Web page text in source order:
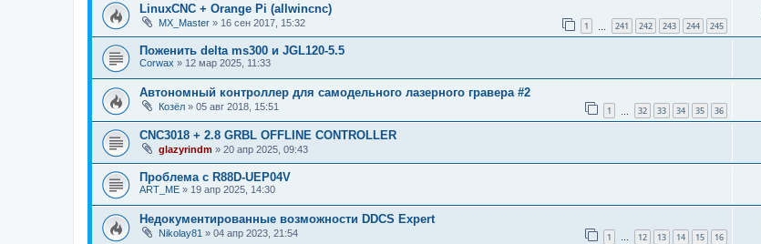
LinuxCNC + Orange Pi (allwincnc)
MX_Master » 16 сен 2017, 15:32 1 241 242 243 244 245
Поженить delta ms300 и JGL120-5.5
Corwax » 12 мар 2025, 11:33
Автономный контроллер для самодельного лазерного гравера #2
Козёл » 05 авг 2018, 15:51 1 32 33 34 35 36
CNC3018 + 2.8 GRBL OFFLINE CONTROLLER
glazyrindm » 20 апр 2025, 09:43
Проблема с R88D-UEP04V
ART_ME » 19 апр 2025, 14:30
Недокументированные возможности DDCS Expert
Nikolay81 » 04 апр 2023, 21:54 1 … 12 13 14 15 16